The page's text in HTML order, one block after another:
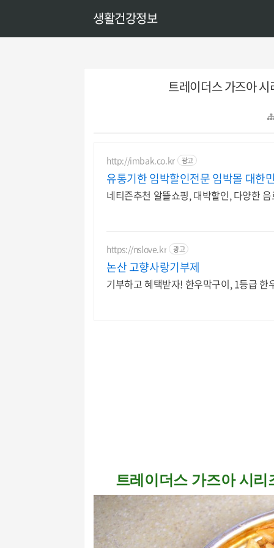
생활건강정보
트레이더스 가즈아 시
http://imbak.co.kr 광고
유통기한 임박할인전문 임박몰 대한
네티즌추천 알뜰쇼핑, 대박할인, 다양한
https://nslove.kr 광고
논산 고향사랑기부제
기부하고 혜택받자! 한우막구이, 1등급 한
트레이더스 가즈아 시리